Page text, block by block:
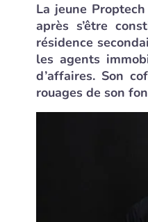
La jeune
après s’être
résidence
les agents
d’affaires. Son
rouages de son